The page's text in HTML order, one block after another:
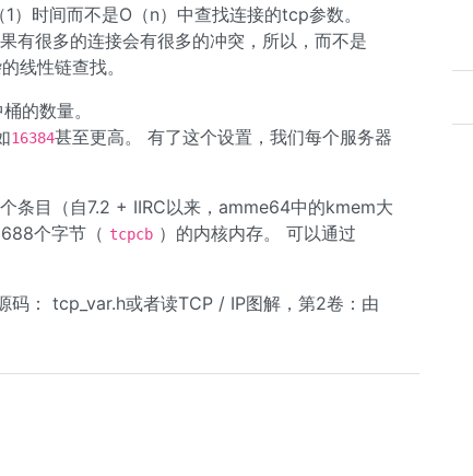
时间而不是O（n）中查找连接的tcp参数。
有很多的连接会有很多的冲突，所以，而不是
线性链查找。
的数量。
16384甚至更高。 有了这个设置，我们每个服务器
条目（自7.2 + IIRC以来，amme64中的kmem大
个字节（ tcpcb ）的内核内存。 可以通过
码： tcp_var.h或者读TCP / IP图解，第2卷：由